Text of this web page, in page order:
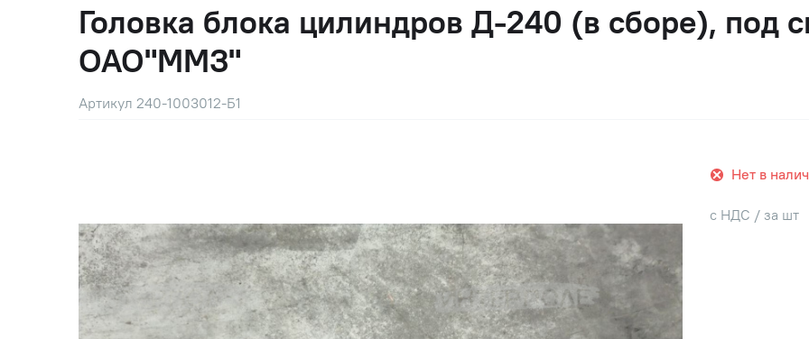
Головка блока цилиндров Д-240 (в сборе), под
ОАО"ММЗ"
Артикул 240-1003012-Б1
Нет в
с НДС / за шт